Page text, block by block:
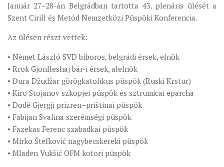
ARCHÍVUM
SZINÓDUS
ORGANIGRAMMA
PÜSPÖKI DEKRÉTUM
ZSINATI IMA
ZSINAT MOTTÓJA, LOGÓJA
ZSINATI IRODA
KOORDINÁLÓ BIZOTTSÁG
ZSINATI TAGOK
Január 27–28-án Belgrádban tartotta 43. plenáris ülését a
Szent Cirill és Metód Nemzetközi Püspöki Konferencia.
Az ülésen részt vettek:
• Német László SVD bíboros, belgrádi érsek, elnök
• Rrok Gjonlleshaj bár-i érsek, alelnök
• Đura Džudžar görögkatolikus püspök (Ruski Krstur)
• Kiro Stojanov szkopjei püspök és sztrumicai eparcha
• Dodë Gjergji prizren–prištinai püspök
• Fabijan Svalina szerémségi püspök
• Fazekas Ferenc szabadkai püspök
• Mirko Štefković nagybecskereki püspök
• Mladen Vukšić OFM kotori püspök